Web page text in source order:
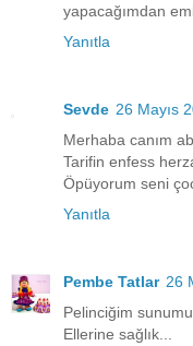
yapacağımdan
Yanıtla
Sevde 26 Mayıs
Merhaba canım
Tarifin enfess
Öpüyorum seni
Yanıtla
Pembe Tatlar 26
Pelinciğim
Ellerine sağlık...